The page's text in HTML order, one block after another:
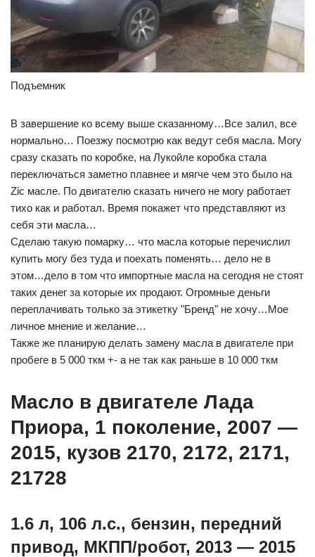
Подъемник
В завершение ко всему выше сказанному…Все залил, все
нормально… Поезжу посмотрю как ведут себя масла. Могу
сразу сказать по коробке, на Лукойле коробка стала
переключаться заметно плавнее и мягче чем это было на
Zic масле. По двигателю сказать ничего не могу работает
тихо как и работал. Время покажет что представляют из
себя эти масла…
Сделаю такую помарку… что масла которые перечислил
купить могу без туда и поехать поменять… дело не в
этом…дело в том что импортные масла на сегодня не стоят
таких денег за которые их продают. Огромные деньги
переплачивать только за этикетку "Бренд" не хочу…Мое
личное мнение и желание…
Также же планирую делать замену масла в двигателе при
пробеге в 5 000 ткм +- а не так как раньше в 10 000 ткм
Масло в двигателе Лада
Приора, 1 поколение, 2007 —
2015, кузов 2170, 2172, 2171,
21728
1.6 л, 106 л.с., бензин, передний
привод, МКПП/робот, 2013 — 2015